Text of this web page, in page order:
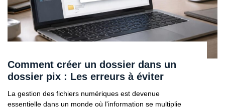
Comment créer un dossier dans un
dossier pix : Les erreurs à éviter
La gestion des fichiers numériques est devenue
essentielle dans un monde où l'information se multiplie